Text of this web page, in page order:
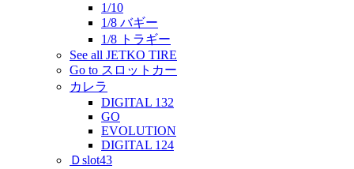
1/10
1/8 バギー
1/8 トラギー
See all JETKO TIRE
Go to スロットカー
カレラ
DIGITAL 132
GO
EVOLUTION
DIGITAL 124
Ｄslot43